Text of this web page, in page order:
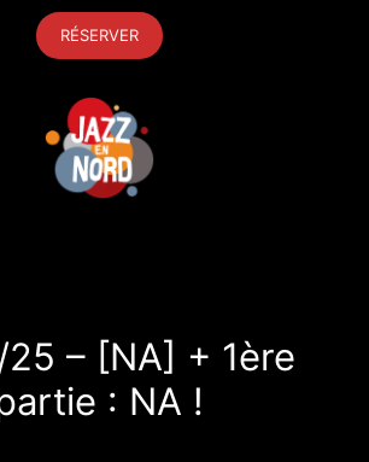
RÉSERVER
25 – [NA] + 1ère
: NA !